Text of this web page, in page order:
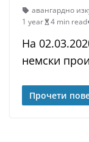
авангардно
1 year
4 min read
На
немски
Прочети